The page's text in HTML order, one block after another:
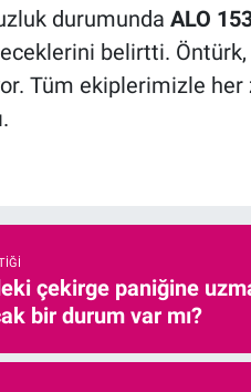
durumunda ALO
belirtti. Öntürk,
Tüm ekiplerimizle her
çekirge paniğine
bir durum var mı?